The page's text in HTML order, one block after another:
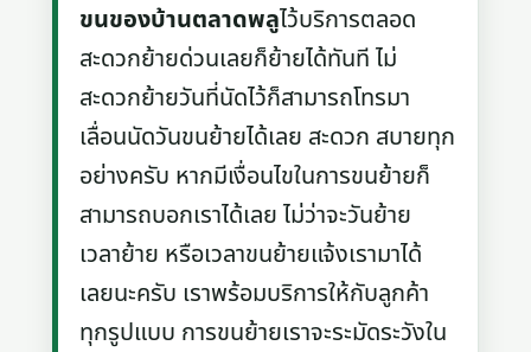
ขนของบ้านตลาดพลูไว้บริการตลอด
สะดวกย้ายด่วนเลยก็ย้ายได้ทันที ไม่
สะดวกย้ายวันที่นัดไว้ก็สามารถโทรมา
เลื่อนนัดวันขนย้ายได้เลย สะดวก สบายทุก
อย่างครับ หากมีเงื่อนไขในการขนย้ายก็
สามารถบอกเราได้เลย ไม่ว่าจะวันย้าย
เวลาย้าย หรือเวลาขนย้ายแจ้งเรามาได้
เลยนะครับ เราพร้อมบริการให้กับลูกค้า
ทุกรูปแบบ การขนย้ายเราจะระมัดระวังใน